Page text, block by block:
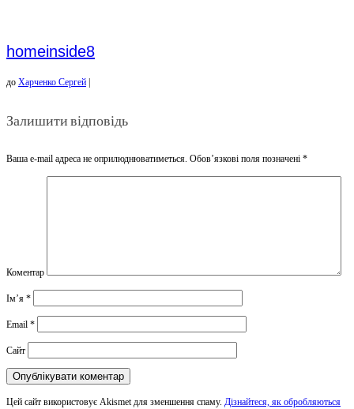
homeinside8
до Харченко Сергей
Залишити відповідь
Ваша e-mail адреса не оприлюднюватиметься. Обов’язкові поля позначені *
Коментар
Ім’я *
Email *
Сайт
Цей сайт використовує Akismet для зменшення спаму. Дізнайтеся, як обробляються